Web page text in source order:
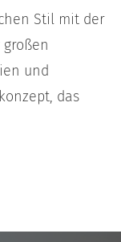
Stil mit der
und
das